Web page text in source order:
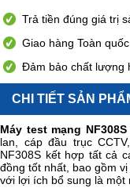
Trả tiền đúng giá trị
Giao hàng Toàn quốc
Đảm bảo chất lượng
CHI TIẾT SẢN
Máy test mạng NF308S
lan, cáp đầu trục
NF308S kết hợp tất cả
đồng tốt nhất, bao gồm
với lợi ích bổ sung là một